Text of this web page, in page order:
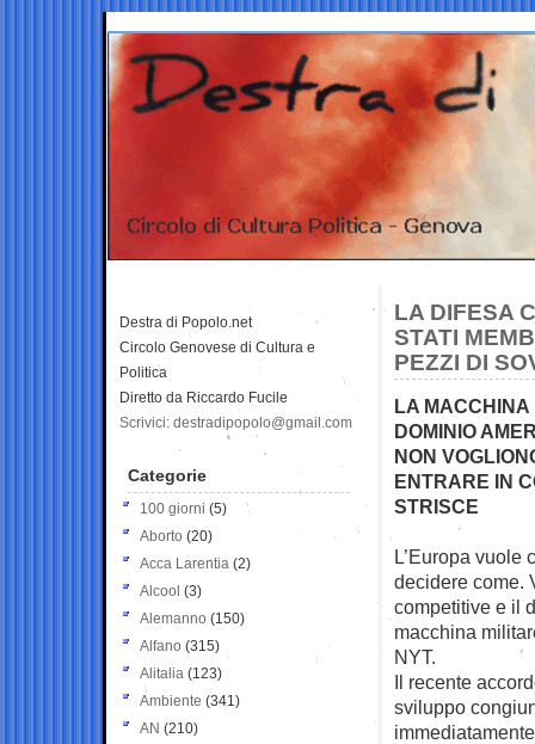
LA DIFESA
STATI
PEZZI DI
LA MACCHINA
DOMINIO
NON
ENTRARE IN
STRISCE
L’Europa vuole
decidere come.
competitive e il
macchina
NYT.
Il recente
sviluppo
Destra di Popolo.net
Circolo Genovese di Cultura e
Politica
Diretto da Riccardo Fucile
Scrivici: destradipopolo@gmail.com
Categorie
100 giorni (5)
Aborto (20)
Acca Larentia (2)
Alcool (3)
Alemanno (150)
Alfano (315)
Alitalia (123)
Ambiente (341)
AN (210)